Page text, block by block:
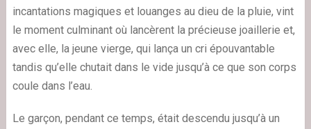
incantations magiques et louanges au dieu de la pluie, vint
le moment culminant où lancèrent la précieuse joaillerie et,
avec elle, la jeune vierge, qui lança un cri épouvantable
tandis qu’elle chutait dans le vide jusqu’à ce que son corps
coule dans l’eau.
Le garçon, pendant ce temps, était descendu jusqu’à un